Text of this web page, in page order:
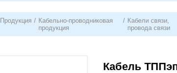
Продукция / Кабельно-проводниковая
продукция
/ Кабели связи,
провода связи
Кабель